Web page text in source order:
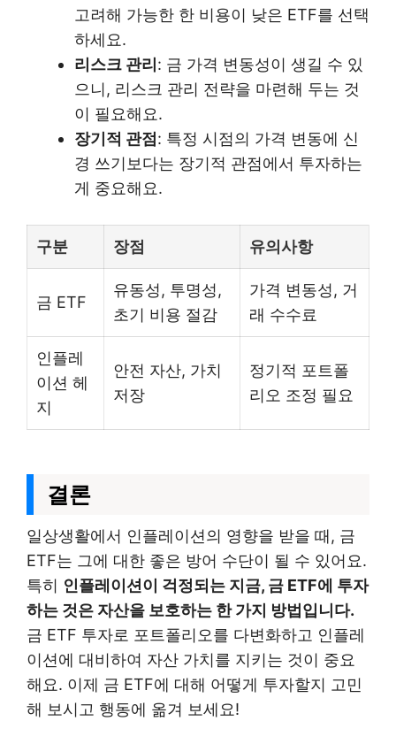
고려해 가능한 한 비용이 낮은 ETF를 선택
하세요.
리스크 관리 : 금 가격 변동성이 생길 수 있
으니, 리스크 관리 전략을 마련해 두는 것
이 필요해요.
장기적 관점 : 특정 시점의 가격 변동에 신
경 쓰기보다는 장기적 관점에서 투자하는
게 중요해요.
구분 장점 유의사항
금 ETF
유동성, 투명성,
초기 비용 절감
가격 변동성, 거
래 수수료
인플레
이션 헤
지
안전 자산, 가치
저장
정기적 포트폴
리오 조정 필요
결론
일상생활에서 인플레이션의 영향을 받을 때, 금
ETF는 그에 대한 좋은 방어 수단이 될 수 있어요.
특히 인플레이션이 걱정되는 지금, 금 ETF에 투자
하는 것은 자산을 보호하는 한 가지 방법입니다.
금 ETF 투자로 포트폴리오를 다변화하고 인플레
이션에 대비하여 자산 가치를 지키는 것이 중요
해요. 이제 금 ETF에 대해 어떻게 투자할지 고민
해 보시고 행동에 옮겨 보세요!